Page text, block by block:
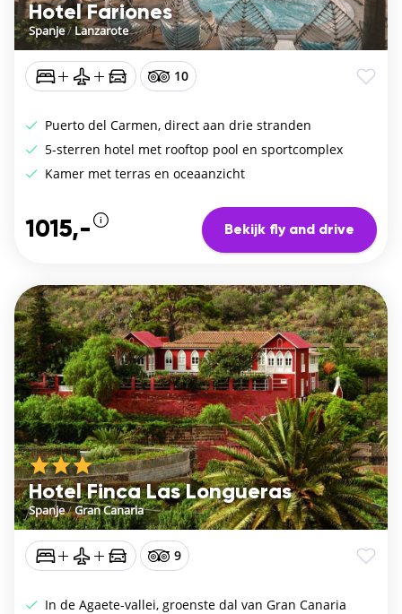
Hotel Fariones
Spanje/Lanzarote
10
Puerto del Carmen, direct aan drie stranden
5-sterren hotel met rooftop pool en sportcomplex
Kamer met terras en oceaanzicht
1015,- Bekijk fly and drive
Hotel Finca Las Longueras
Spanje/Gran Canaria
9
In de Agaete-vallei, groenste dal van Gran Canaria